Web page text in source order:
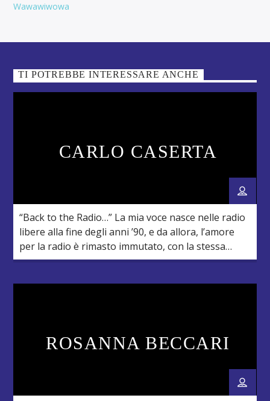
Wawawiwowa
TI POTREBBE INTERESSARE ANCHE
CARLO CASERTA
“Back to the Radio…” La mia voce nasce nelle radio
libere alla fine degli anni ’90, e da allora, l’amore
per la radio è rimasto immutato, con la stessa
intensità di sempre. Appassionato di musica, ho
ROSANNA BECCARI